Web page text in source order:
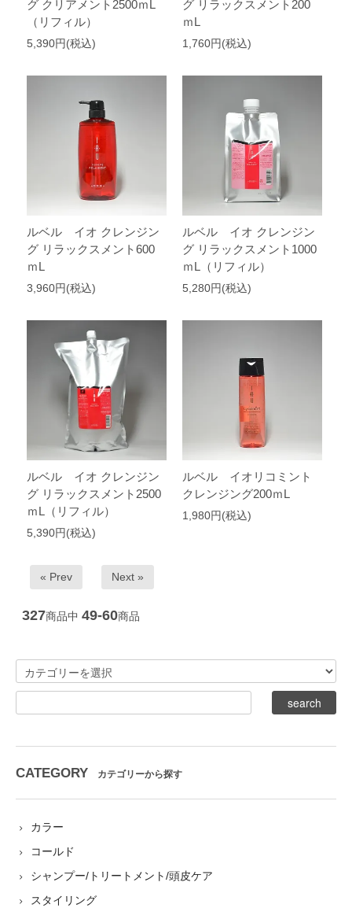
グ クリアメント2500ｍL
（リフィル）
5,390円(税込)
グ リラックスメント200
ｍL
1,760円(税込)
ルベル イオ クレンジン
グ リラックスメント600
ｍL
3,960円(税込)
ルベル イオ クレンジン
グ リラックスメント1000
ｍL（リフィル）
5,280円(税込)
ルベル イオ クレンジン
グ リラックスメント2500
ｍL（リフィル）
5,390円(税込)
ルベル イオリコミント
クレンジング200ｍL
1,980円(税込)
« Prev Next »
327商品中 49-60商品
CATEGORY カテゴリーから探す
カラー
コールド
シャンプー/トリートメント/頭皮ケア
スタイリング